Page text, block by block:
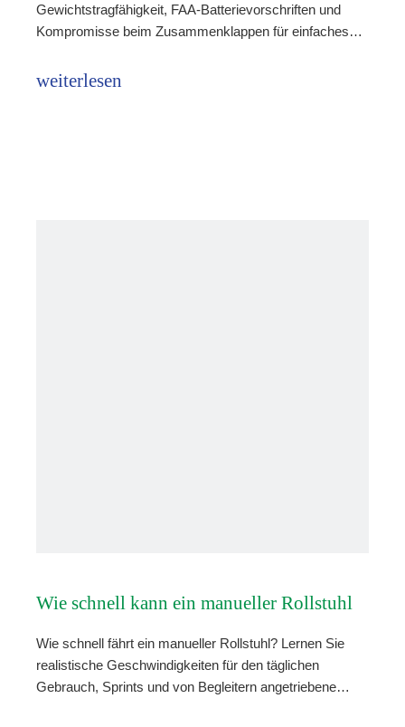
zusammenklappbaren Reiserollern
Gewichtstragfähigkeit, FAA-Batterievorschriften und
Kompromisse beim Zusammenklappen für einfaches
weiterlesen
Wie schnell kann ein manueller Rollstuhl
fahren?
Wie schnell fährt ein manueller Rollstuhl? Lernen Sie
realistische Geschwindigkeiten für den täglichen
Gebrauch, Sprints und von Begleitern angetriebene